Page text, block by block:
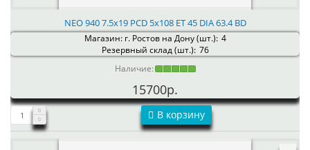
NEO 940 7.5x19 PCD 5x108 ET 45 DIA 63.4 BD
Магазин: г. Ростов на Дону (шт.): 4
Резервный склад (шт.): 76
Наличие:
15700р.
В корзину